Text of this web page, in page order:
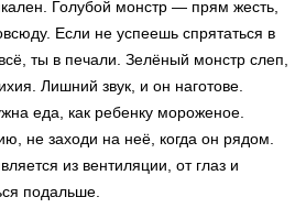
Голубой монстр — прям жесть,
Если не успеешь спрятаться в
ты в печали. Зелёный монстр слеп,
Лишний звук, и он наготове.
еда, как ребенку мороженое.
не заходи на неё, когда он рядом.
из вентиляции, от глаз и
подальше.